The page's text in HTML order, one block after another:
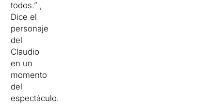
todos.” ,
Dice el
personaje
del
Claudio
en un
momento
del
espectáculo.